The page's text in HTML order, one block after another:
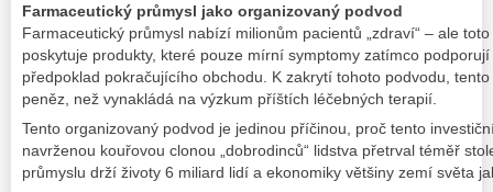
Farmaceutický průmysl jako organizovaný podvod
Farmaceutický průmysl nabízí milionům pacientů „zdraví“ – ale
poskytuje produkty, které pouze mírní symptomy zatímco
předpoklad pokračujícího obchodu. K zakrytí tohoto podvodu,
peněz, než vynakládá na výzkum příštích léčebných terapií.
Tento organizovaný podvod je jedinou příčinou, proč tento
navrženou kouřovou clonou „dobrodinců“ lidstva přetrval téměř
průmyslu drží životy 6 miliard lidí a ekonomiky většiny zemí světa